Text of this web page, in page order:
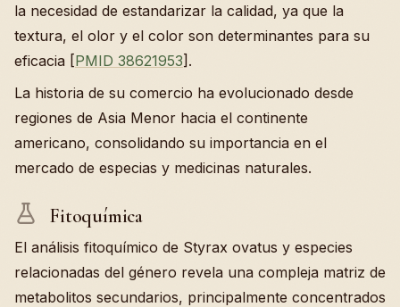
la necesidad de estandarizar la calidad, ya que la
textura, el olor y el color son determinantes para su
eficacia [PMID 38621953].
La historia de su comercio ha evolucionado desde
regiones de Asia Menor hacia el continente
americano, consolidando su importancia en el
mercado de especias y medicinas naturales.
Fitoquímica
El análisis fitoquímico de Styrax ovatus y especies
relacionadas del género revela una compleja matriz de
metabolitos secundarios, principalmente concentrados